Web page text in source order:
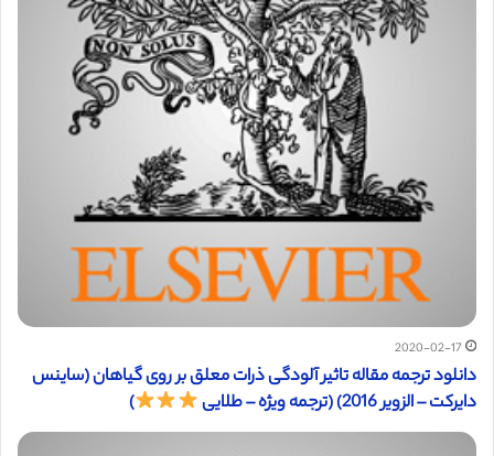
2020-02-17
دانلود ترجمه مقاله تاثیر آلودگی ذرات معلق بر روی گیاهان (ساینس
دایرکت – الزویر 2016) (ترجمه ویژه – طلایی
)